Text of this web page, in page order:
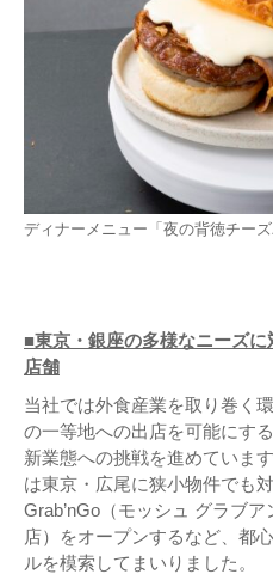
ディナーメニュー「夜の背徳チーズ
■東京・銀座の多様なニーズ
店舗
当社では外食産業を取り巻く
の一等地への出店を可能にす
新業態への挑戦を進めていま
は東京・広尾に狭小物件でも
Grab’nGo（モッシュ グラブ
店）をオープンするなど、都
ルを模索してまいりました。